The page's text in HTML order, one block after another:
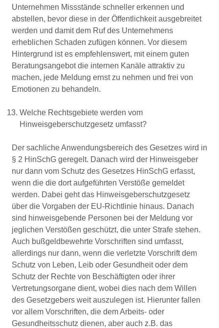
Unternehmen Missstände schneller erkennen und
abstellen, bevor diese in der Öffentlichkeit ausgebreitet
werden und damit dem Ruf des Unternehmens
erheblichen Schaden zufügen können. Vor diesem
Hintergrund ist es empfehlenswert, mit einem guten
Beratungsangebot die internen Kanäle attraktiv zu
machen, jede Meldung ernst zu nehmen und frei von
Emotionen zu behandeln.
Welche Rechtsgebiete werden vom
Hinweisgeberschutzgesetz umfasst?
Der sachliche Anwendungsbereich des Gesetzes wird in
§ 2 HinSchG geregelt. Danach wird der Hinweisgeber
nur dann vom Schutz des Gesetzes HinSchG erfasst,
wenn die die dort aufgeführten Verstöße gemeldet
werden. Dabei geht das Hinweisgeberschutzgesetz
über die Vorgaben der EU-Richtlinie hinaus. Danach
sind hinweisgebende Personen bei der Meldung vor
jeglichen Verstößen geschützt, die unter Strafe stehen.
Auch bußgeldbewehrte Vorschriften sind umfasst,
allerdings nur dann, wenn die verletzte Vorschrift dem
Schutz von Leben, Leib oder Gesundheit oder dem
Schutz der Rechte von Beschäftigten oder ihrer
Vertretungsorgane dient, wobei dies nach dem Willen
des Gesetzgebers weit auszulegen ist. Hierunter fallen
vor allem Vorschriften, die dem Arbeits- oder
Gesundheitsschutz dienen, aber auch z.B. das